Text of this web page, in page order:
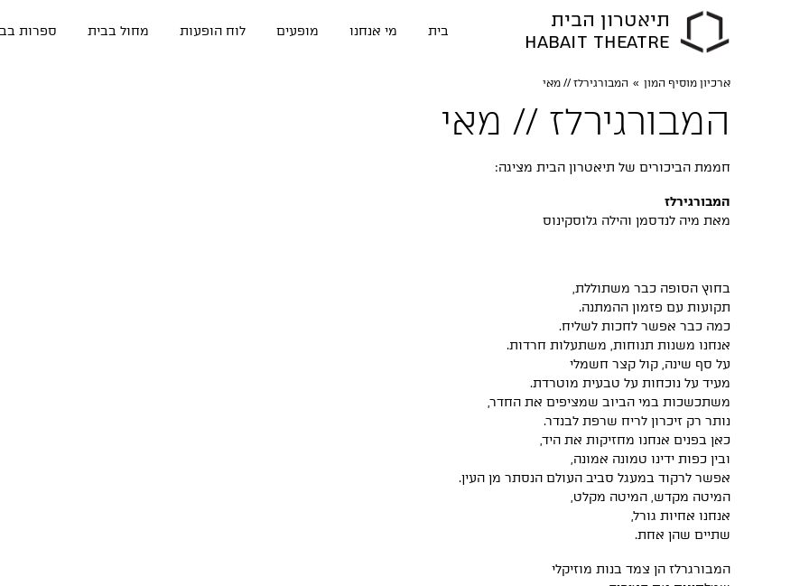
תיאטרון הבית
HABAIT THEATRE
בית מי אנחנו מופעים לוח הופעות מחול בבית ספרות
ארכיון מוסיף המון » המבורגירלז // מאי
המבורגירלז // מאי
חממת הביכורים של תיאטרון הבית מציגה:
המבורגירלז
מאת מיה לנדסמן והילה גלוסקינוס
בחוץ הסופה כבר משתוללת,
תקועות עם פזמון ההמתנה.
כמה כבר אפשר לחכות לשליח.
אנחנו משנות תנוחות, משתעלות חרדות.
על סף שינה, קול קצר חשמלי
מעיד על נוכחות על טבעית מוטרדת.
משתכשכות במי הביוב שמציפים את החדר,
נותר רק זיכרון לריח שרפת לבנדר.
כאן בפנים אנחנו מחזיקות את היד,
ובין כפות ידינו טמונה אמונה,
אפשר לרקוד במעגל סביב העולם הנסתר מן העין.
המיטה מקדש, המיטה מקלט,
אנחנו אחיות גורל,
שתיים שהן אחת.
המבורגרלז הן צמד בנות מוזיקלי